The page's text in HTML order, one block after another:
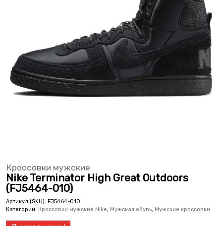
Кроссовки мужские
Nike Terminator High Great Outdoors
(FJ5464-010)
Артикул (SKU): FJ5464-010
Категории: Кроссовки мужские Nike, Мужская обувь, Мужские кроссовки